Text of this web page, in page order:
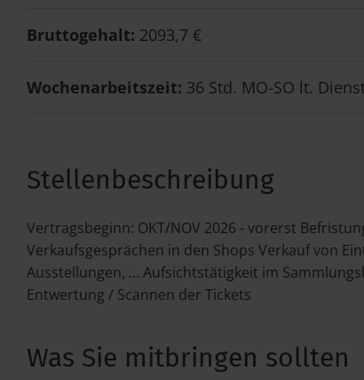
Bruttogehalt: 2093,7 €
Wochenarbeitszeit: 36 Std. MO-SO lt.
Stellenbeschreibung
Vertragsbeginn: OKT/NOV 2026 - vorerst
Verkaufsgesprächen in den Shops Verkauf von
Ausstellungen, … Aufsichtstätigkeit im
Entwertung / Scannen der Tickets
Was Sie mitbringen sollten